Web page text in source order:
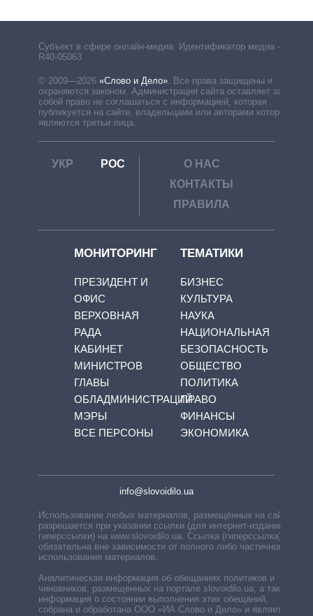
Субъект в сфере онлайн-медиа. Идентификатор медиа –
R40-05063
© 2009—2026 «Слово и Дело»
Все права защищены и
охраняются законом. Администрация сайта оставляет за
собой право не соглашаться с информацией, которая
публикуется на сайте, владельцами или авторами которой
являются третьи лица.
УКР РОС
О НАС
КОНТАКТЫ
ПРАВИЛА
МОНИТОРИНГ
ПРЕЗИДЕНТ И
ОФИС
ВЕРХОВНАЯ
РАДА
КАБИНЕТ
МИНИСТРОВ
ГЛАВЫ
ОБЛАДМИНИСТРАЦИЙ
МЭРЫ
ВСЕ ПЕРСОНЫ
ТЕМАТИКИ
БИЗНЕС
КУЛЬТУРА
НАУКА
НАЦИОНАЛЬНАЯ
БЕЗОПАСНОСТЬ
ОБЩЕСТВО
ПОЛИТИКА
ПРАВО
ФИНАНСЫ
ЭКОНОМИКА
info@slovoidilo.ua
Использование любых материалов, размещённых на сайте,
разрешается при указании ссылки (для интернет-изданий —
гиперссылки) на www.slovoidilo.ua. Ссылка (гиперссылка)
обязательна вне зависимости от полного либо частичного
использования материалов.
Аналитическая информация об обещаниях политиков и
чиновников, размещенных на портале slovoidilo.ua, а также
информация о состоянии выполнения этих обещаний,
собрана и обработана ООО «ИА Слово и Дело» и является